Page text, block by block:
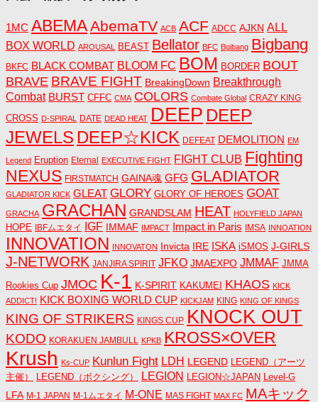
1MC ABEMAAbemaTV ACB ACF ADCC AJKN ALL
BOX WORLD AROUSAL BEAST Bellator BFC Bgibang Bigbang
BKFC BLACK COMBAT BLOOM FC BOM BORDER BOUT
BRAVE BRAVE FIGHT BreakingDown Breakthrough
Combat BURST CFFC CMA COLORS Combate Global CRAZY KING
CROSS D-SPIRAL DATE DEAD HEAT DEEP DEEP
JEWELS DEEP☆KICK DEFEAT DEMOLITION EM
Legend Eruption Eternal EXECUTIVE FIGHT FIGHT CLUB Fighting
NEXUS FIRSTMATCH GAINA魂 GFG GLADIATOR
GLADIATOR KICK GLEAT GLORY GLORY OF HEROES GOAT
GRACHA GRACHAN GRANDSLAM HEAT HOLYFIELD JAPAN
HOPE IBFムエタイ IGF IMMAF IMPACT Impact in Paris IMSA INNOATION
INNOVATION INNOVATON Invicta IRE ISKA iSMOS J-GIRLS
J-NETWORK JANJIRA SPIRIT JFKO JMAEXPO JMMAF JMMA
Rookies Cup JMOC K-1 K-SPIRIT KAKUMEI KHAOS KICK
ADDICT! KICK BOXING WORLD CUP KICKJAM KING KING OF KINGS
KING OF STRIKERS KINGS CUP KNOCK OUT
KODO KORAKUEN JAMBULL KPKB KROSS×OVER
Krush Ks-CUP Kunlun Fight LDH LEGEND LEGEND（アーツ
主催）
LEGEND（ボクシング） LEGION LEGION☆JAPAN Level-G
LFA M-1 JAPAN M-1ムエタイ M-ONE MAS FIGHT MAX FC MAキック